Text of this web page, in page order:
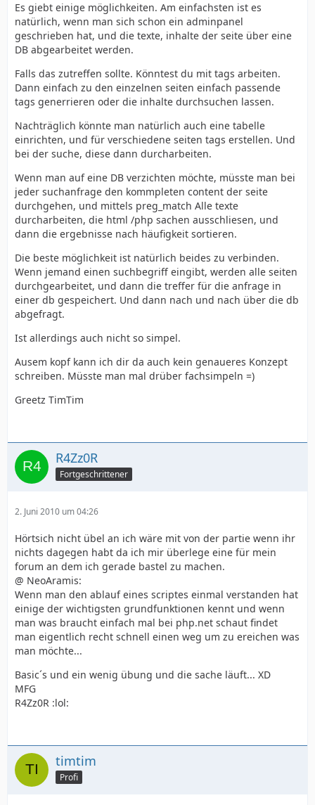
Es giebt einige möglichkeiten. Am einfachsten ist es
natürlich, wenn man sich schon ein adminpanel
geschrieben hat, und die texte, inhalte der seite über eine
DB abgearbeitet werden.
Falls das zutreffen sollte. Könntest du mit tags arbeiten.
Dann einfach zu den einzelnen seiten einfach passende
tags generrieren oder die inhalte durchsuchen lassen.
Nachträglich könnte man natürlich auch eine tabelle
einrichten, und für verschiedene seiten tags erstellen. Und
bei der suche, diese dann durcharbeiten.
Wenn man auf eine DB verzichten möchte, müsste man bei
jeder suchanfrage den kommpleten content der seite
durchgehen, und mittels preg_match Alle texte
durcharbeiten, die html /php sachen ausschliesen, und
dann die ergebnisse nach häufigkeit sortieren.
Die beste möglichkeit ist natürlich beides zu verbinden.
Wenn jemand einen suchbegriff eingibt, werden alle seiten
durchgearbeitet, und dann die treffer für die anfrage in
einer db gespeichert. Und dann nach und nach über die db
abgefragt.
Ist allerdings auch nicht so simpel.
Ausem kopf kann ich dir da auch kein genaueres Konzept
schreiben. Müsste man mal drüber fachsimpeln =)
Greetz TimTim
R4Zz0R
Fortgeschrittener
2. Juni 2010 um 04:26
Hörtsich nicht übel an ich wäre mit von der partie wenn ihr
nichts dagegen habt da ich mir überlege eine für mein
forum an dem ich gerade bastel zu machen.
@ NeoAramis:
Wenn man den ablauf eines scriptes einmal verstanden hat
einige der wichtigsten grundfunktionen kennt und wenn
man was braucht einfach mal bei php.net schaut findet
man eigentlich recht schnell einen weg um zu ereichen was
man möchte...
Basic´s und ein wenig übung und die sache läuft... XD
MFG
R4Zz0R :lol:
timtim
Profi